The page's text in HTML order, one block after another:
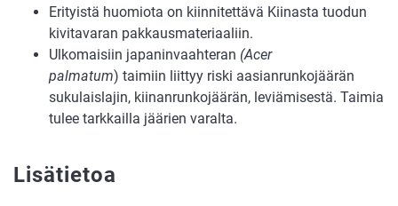
Erityistä huomiota on kiinnitettävä Kiinasta tuodun
kivitavaran pakkausmateriaaliin.
Ulkomaisiin japaninvaahteran (Acer
palmatum) taimiin liittyy riski aasianrunkojäärän
sukulaislajin, kiinanrunkojäärän, leviämisestä. Taimia
tulee tarkkailla jäärien varalta.
Lisätietoa